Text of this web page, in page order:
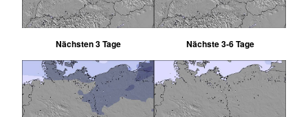
Nächsten 3 Tage Nächste 3-6 Tage